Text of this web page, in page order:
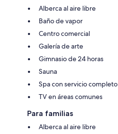
Alberca al aire libre
Baño de vapor
Centro comercial
Galería de arte
Gimnasio de 24 horas
Sauna
Spa con servicio completo
TV en áreas comunes
Para familias
Alberca al aire libre